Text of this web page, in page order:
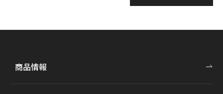
商品情報